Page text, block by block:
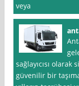
veya
sağlayıcısı
güvenilir bir